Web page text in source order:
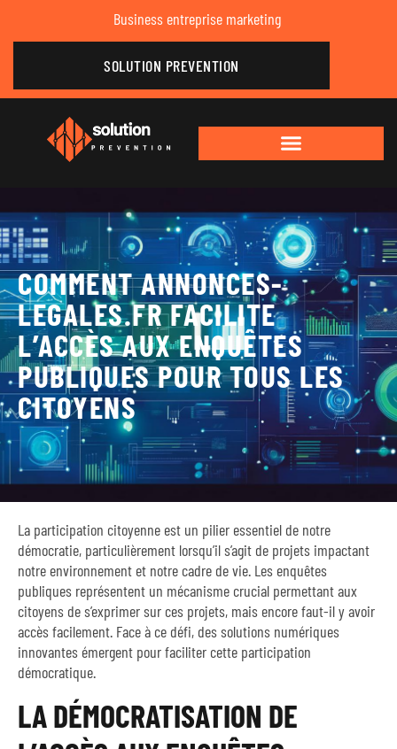
Business entreprise marketing
SOLUTION PREVENTION
COMMENT ANNONCES-
LEGALES.FR FACILITE
L’ACCÈS AUX ENQUÊTES
PUBLIQUES POUR TOUS LES
CITOYENS
La participation citoyenne est un pilier essentiel de notre
démocratie, particulièrement lorsqu’il s’agit de projets impactant
notre environnement et notre cadre de vie. Les enquêtes
publiques représentent un mécanisme crucial permettant aux
citoyens de s’exprimer sur ces projets, mais encore faut-il y avoir
accès facilement. Face à ce défi, des solutions numériques
innovantes émergent pour faciliter cette participation
démocratique.
LA DÉMOCRATISATION DE